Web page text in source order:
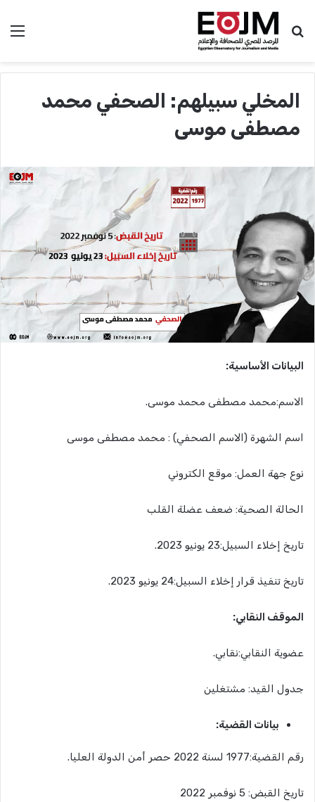
بحث عن
المخلي سبيلهم: الصحفي محمد
مصطفى موسى
البيانات الأساسية:
الاسم:محمد مصطفى محمد موسى.
اسم الشهرة (الاسم الصحفي) : محمد مصطفى موسى
نوع جهة العمل: موقع الكتروني
الحالة الصحية: ضعف عضلة القلب
تاريخ إخلاء السبيل:23 يونيو 2023.
تاريخ تنفيذ قرار إخلاء السبيل:24 يونيو 2023.
الموقف النقابي:
عضوية النقابي:نقابي.
جدول القيد: مشتغلين
بيانات القضية:
رقم القضية:1977 لسنة 2022 حصر أمن الدولة العليا .
تاريخ القبض: 5 نوفمبر 2022